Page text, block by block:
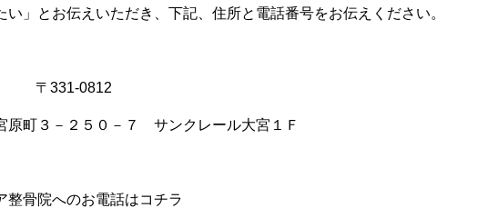
」とお伝えいただき、下記、住所と電話番号をお伝えください。
〒331-0812
原町３－２５０－７ サンクレール大宮１Ｆ
整骨院へのお電話はコチラ